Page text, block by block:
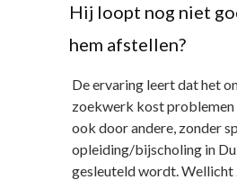
Hij loopt nog niet
hem afstellen?
De ervaring leert dat het
zoekwerk kost problemen
ook door andere, zonder
opleiding/bijscholing in
gesleuteld wordt. Wellicht